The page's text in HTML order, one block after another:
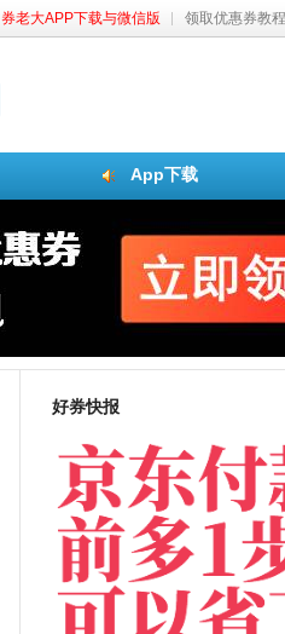
券老大APP下载与微信版 领取优惠券教程
App下载
好券快报